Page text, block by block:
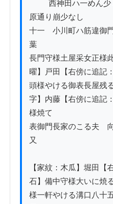
原通り崩少なし
十一　小川町ハ筋違御
葉
長門守様土屋采女正様
曜】戸田【右傍に追記
頭様やける御表長屋残
字】内藤【右傍に追記
様焼て
表御門長家のこる夫ゟ
又
【家紋：木瓜】堀田【
石】備中守様大いに焼
様一軒やける溝口八十